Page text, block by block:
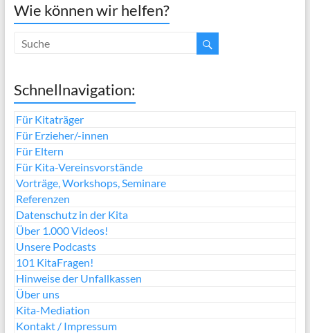
Wie können wir helfen?
Schnellnavigation:
Für Kitaträger
Für Erzieher/-innen
Für Eltern
Für Kita-Vereinsvorstände
Vorträge, Workshops, Seminare
Referenzen
Datenschutz in der Kita
Über 1.000 Videos!
Unsere Podcasts
101 KitaFragen!
Hinweise der Unfallkassen
Über uns
Kita-Mediation
Kontakt / Impressum